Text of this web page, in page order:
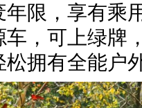
限，享有乘
，可上绿牌
拥有全能户